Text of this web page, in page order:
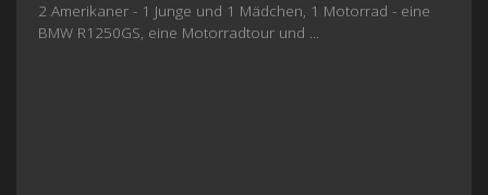
2 Amerikaner - 1 Junge und 1 Mädchen, 1 Motorrad - eine
BMW R1250GS, eine Motorradtour und ...